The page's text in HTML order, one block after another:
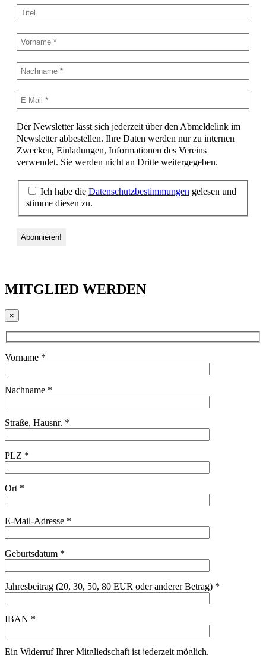
Der Newsletter lässt sich jederzeit über den Abmeldelink im
Newsletter abbestellen. Ihre Daten werden nur zu internen
Zwecken, Einladungen, Informationen des Vereins
verwendet. Sie werden nicht an Dritte weitergegeben.
Ich habe die Datenschutzbestimmungen gelesen und
stimme diesen zu.
MITGLIED WERDEN
×
Vorname *
Nachname *
Straße, Hausnr. *
PLZ *
Ort *
E-Mail-Adresse *
Geburtsdatum *
Jahresbeitrag (20, 30, 50, 80 EUR oder anderer Betrag) *
IBAN *
Ein Widerruf Ihrer Mitgliedschaft ist jederzeit möglich.